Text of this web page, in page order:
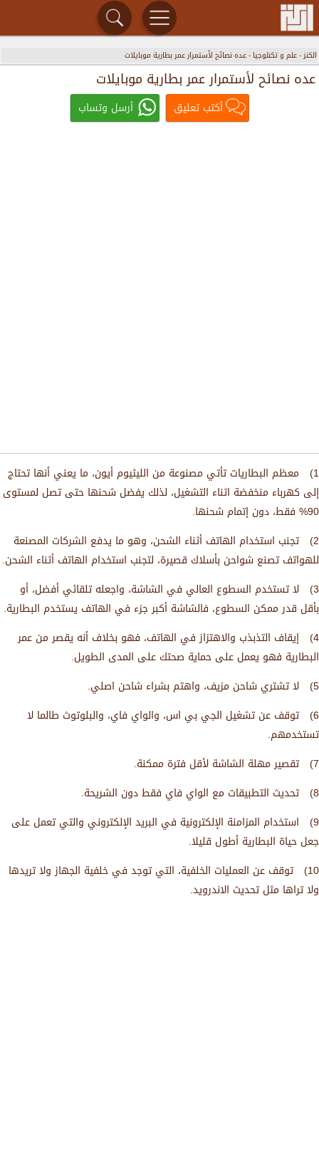
الكنز-علم و تكنلوجيا -عده نصائح لأستمرار عمر بطارية موبايلات
عده نصائح لأستمرار عمر بطارية موبايلات
أكتب تعليق أرسل وتساب
1) معظم البطاريات تأتي مصنوعة من الليثيوم أيون، ما يعني أنها تحتاج
إلى كهرباء منخفضة اثناء التشغيل، لذلك يفضل شحنها حتى تصل لمستوى
90% فقط، دون إتمام شحنها.
2) تجنب استخدام الهاتف أثناء الشحن، وهو ما يدفع الشركات المصنعة
للهواتف تصنع شواحن بأسلاك قصيرة، لتجنب استخدام الهاتف أثناء الشحن.
3) لا تستخدم السطوع العالي في الشاشة، واجعله تلقائي أفضل، أو
بأقل قدر ممكن السطوع، فالشاشة أكبر جزء في الهاتف يستخدم البطارية.
4) إيقاف التذبذب والاهتزاز في الهاتف، فهو بخلاف أنه يقصر من عمر
البطارية فهو يعمل على حماية صحتك على المدى الطويل.
5) لا تشتري شاحن مزيف، واهتم بشراء شاحن اصلي.
6) توقف عن تشغيل الجي بي اس، والواي فاي، والبلوتوث طالما لا
تستخدمهم.
7) تقصير مهلة الشاشة لأقل فترة ممكنة.
8) تحديث التطبيقات مع الواي فاي فقط دون الشريحة.
9) استخدام المزامنة الإلكترونية في البريد الإلكتروني والتي تعمل على
جعل حياة البطارية أطول قليلا.
10) توقف عن العمليات الخلفية، التي توجد في خلفية الجهاز ولا تريدها
ولا تراها مثل تحديث الاندرويد.